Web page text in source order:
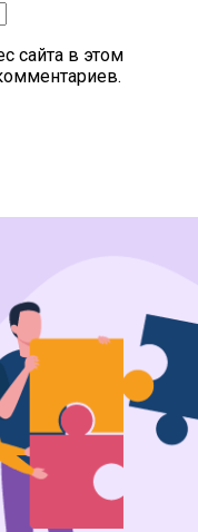
сайта в этом